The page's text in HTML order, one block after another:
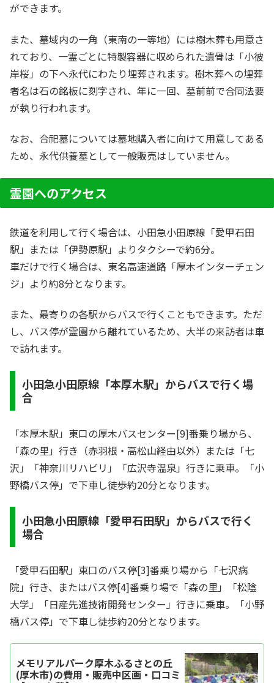
ができます。
また、墓域内の一角（東南の一等地）には樹木葬も用意さ
れており、一霊ごとに特製容器に収められた遺骨は「小彼
岸桜」の下へ永代にわたり埋葬されます。樹木葬への埋葬
者名は石の銘板に刻字され、年に一回、墓前前で合同法要
が執り行われます。
なお、合祀墓については墓地購入者に向けて用意してある
ため、永代供養墓として一般販売はしていません。
霊園へのアクセス
鉄道を利用して行く場合は、小田急小田原線「愛甲石田
駅」または「伊勢原駅」よりタクシーで約6分。
車だけで行く場合は、東名高速道路「厚木インターチェン
ジ」より約8分となります。
また、最寄りの各駅からバスで行くこともできます。ただ
し、バス停が霊園から離れているため、大半の来訪者は車
で訪れます。
小田急小田原線「本厚木駅」からバスで行く場
合
「本厚木駅」東口の厚木バスセンター[9]番乗り場から、
「森の里」行き（赤羽根・高松山経由以外）または「七
沢」「神奈川リハビリ」「広沢寺温泉」行きに乗車。「小
野橋バス停」で下車し徒歩約20分となります。
小田急小田原線「愛甲石田駅」からバスで行く
場合
「愛甲石田駅」東口のバス停[3]番乗り場から「七沢病
院」行き、またはバス停[4]番乗り場で「森の里」「松陰
大学」「日産先進技術開発センター」行きに乗車。「小野
橋バス停」で下車し徒歩約20分となります。
メモリアルパーク厚木ふるさとの丘
(厚木市)の費用・販売中区画・口コミ